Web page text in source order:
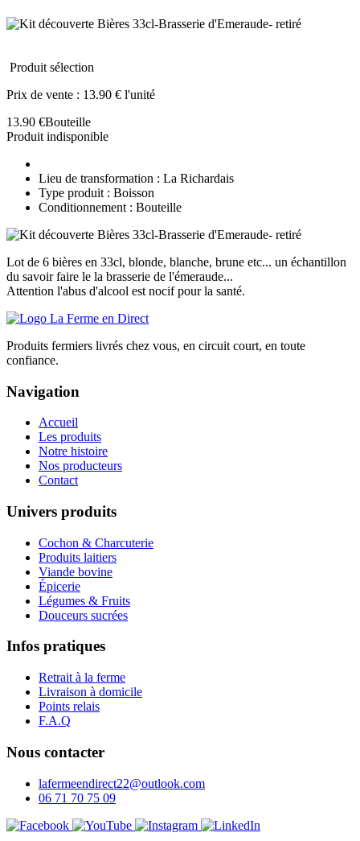
Produit sélection
Prix de vente : 13.90 € l'unité
13.90 €Bouteille
Produit indisponible
Lieu de transformation : La Richardais
Type produit : Boisson
Conditionnement : Bouteille
Lot de 6 bières en 33cl, blonde, blanche, brune etc... un échantillon
du savoir faire le la brasserie de l'émeraude...
Attention l'abus d'alcool est nocif pour la santé.
Produits fermiers livrés chez vous, en circuit court, en toute
confiance.
Navigation
Accueil
Les produits
Notre histoire
Nos producteurs
Contact
Univers produits
Cochon & Charcuterie
Produits laitiers
Viande bovine
Épicerie
Légumes & Fruits
Douceurs sucrées
Infos pratiques
Retrait à la ferme
Livraison à domicile
Points relais
F.A.Q
Nous contacter
lafermeendirect22@outlook.com
06 71 70 75 09